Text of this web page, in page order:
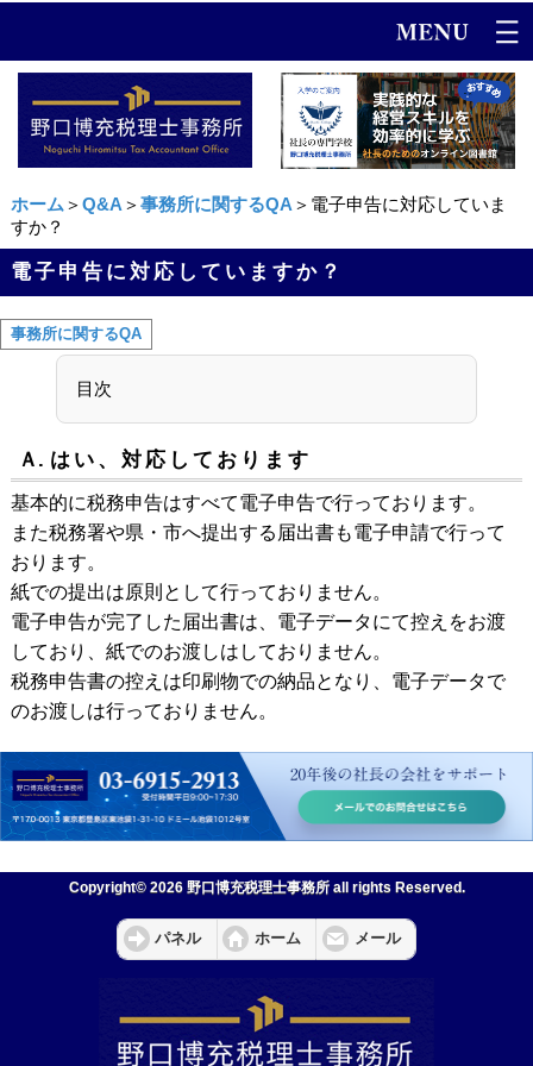
ホーム＞ Q&A＞ 事務所に関するQA＞電子申告に対応していま
すか？
電子申告に対応していますか？
事務所に関するQA
目次
Ａ. はい、対応しております
基本的に税務申告はすべて電子申告で行っております。
また税務署や県・市へ提出する届出書も電子申請で行って
おります。
紙での提出は原則として行っておりません。
電子申告が完了した届出書は、電子データにて控えをお渡
しており、紙でのお渡しはしておりません。
税務申告書の控えは印刷物での納品となり、電子データで
のお渡しは行っておりません。
Copyright© 2026 野口博充税理士事務所 all rights Reserved.
パネル ホーム メール